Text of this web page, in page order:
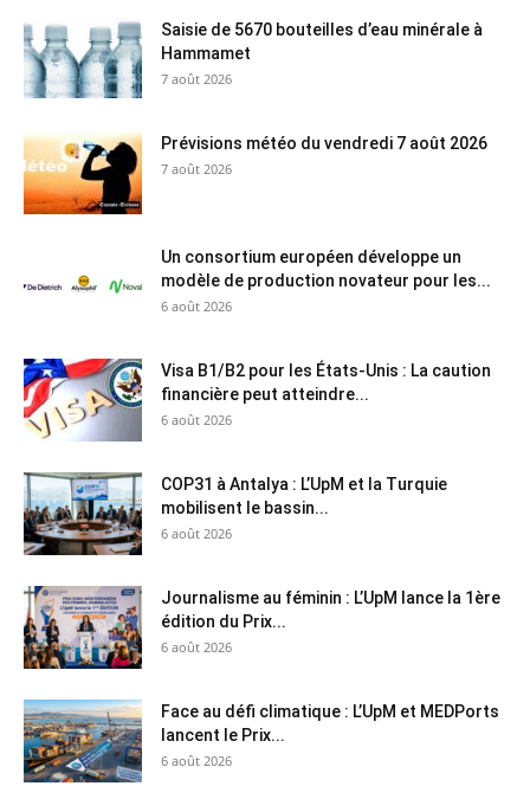
Saisie de 5670 bouteilles d’eau minérale à
Hammamet
7 août 2026
Prévisions météo du vendredi 7 août 2026
7 août 2026
Un consortium européen développe un
modèle de production novateur pour les...
6 août 2026
Visa B1/B2 pour les États-Unis : La caution
financière peut atteindre...
6 août 2026
COP31 à Antalya : L’UpM et la Turquie
mobilisent le bassin...
6 août 2026
Journalisme au féminin : L’UpM lance la 1ère
édition du Prix...
6 août 2026
Face au défi climatique : L’UpM et MEDPorts
lancent le Prix...
6 août 2026